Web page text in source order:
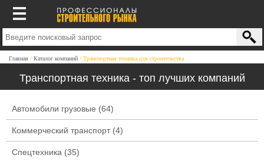
Главная Каталог компаний Транспортная техника для строительства
Транспортная техника - топ лучших компаний
Автомобили грузовые (64)
Коммерческий транспорт(4)
Спецтехника (35)